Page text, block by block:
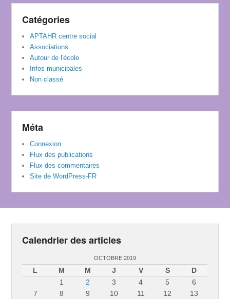
Catégories
APTAHR centre social
Associations
Autour de l'école
Infos municipales
Non classé
Méta
Connexion
Flux des publications
Flux des commentaires
Site de WordPress-FR
Calendrier des articles
OCTOBRE 2019
L M M J V S
D
1
2 3 4 5
6
7
8 9 10 11 12 13